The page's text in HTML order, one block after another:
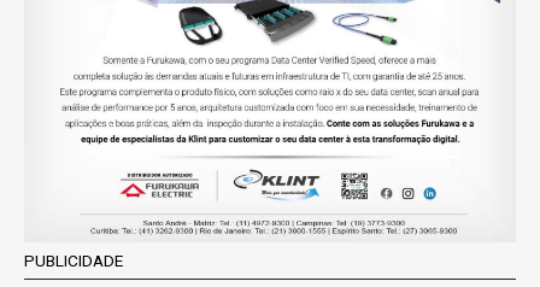
PUBLICIDADE